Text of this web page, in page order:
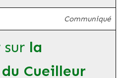
Communiqué
la
Cueilleur